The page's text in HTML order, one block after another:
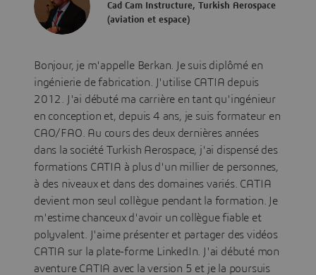
Cad Cam Instructure, Turkish Aerospace
(aviation et espace)
Bonjour, je m'appelle Berkan. Je suis diplômé en
ingénierie de fabrication. J'utilise CATIA depuis
2012. J'ai débuté ma carrière en tant qu'ingénieur
en conception et, depuis 4 ans, je suis formateur en
CAO/FAO. Au cours des deux dernières années
dans la société Turkish Aerospace, j'ai dispensé des
formations CATIA à plus d'un millier de personnes,
à des niveaux et dans des domaines variés. CATIA
devient mon seul collègue pendant la formation. Je
m'estime chanceux d'avoir un collègue fiable et
polyvalent. J'aime présenter et partager des vidéos
CATIA sur la plate-forme LinkedIn. J'ai débuté mon
aventure CATIA avec la version 5 et je la poursuis